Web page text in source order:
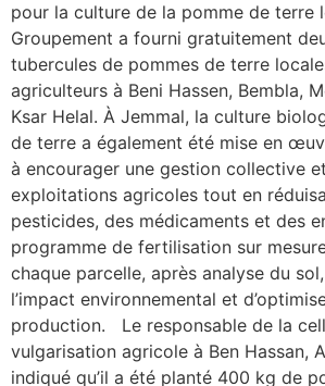
pour la culture de la pomme de terre
Groupement a fourni gratuitement
tubercules de pommes de terre
agriculteurs à Beni Hassen, Bembla,
Ksar Helal. À Jemmal, la culture
de terre a également été mise en
à encourager une gestion collective
exploitations agricoles tout en
pesticides, des médicaments et des
programme de fertilisation sur
chaque parcelle, après analyse du
l’impact environnemental et
production. Le responsable de la
vulgarisation agricole à Ben Hassan,
indiqué qu’il a été planté 400 kg de